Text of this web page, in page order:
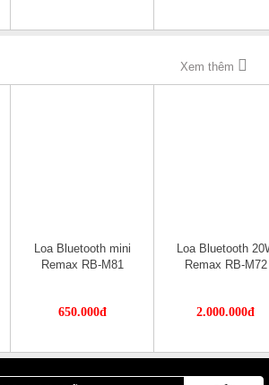
Xem thêm
Loa Bluetooth mini
Remax RB-M81
650.000đ
Loa Bluetooth
Remax RB-M72
2.000.000đ